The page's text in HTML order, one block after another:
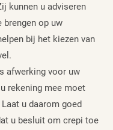
kunnen u adviseren
brengen op uw
bij het kiezen van
afwerking voor uw
rekening mee moet
u daarom goed
u besluit om crepi toe